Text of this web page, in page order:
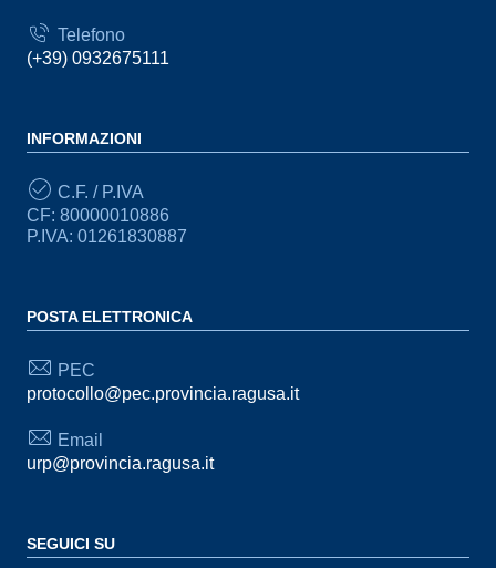
Telefono
(+39) 0932675111
INFORMAZIONI
C.F. / P.IVA
CF: 80000010886
P.IVA: 01261830887
POSTA ELETTRONICA
PEC
protocollo@pec.provincia.ragusa.it
Email
urp@provincia.ragusa.it
SEGUICI SU